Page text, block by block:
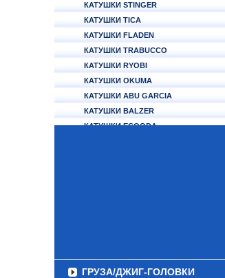
КАТУШКИ STINGER
КАТУШКИ TICA
КАТУШКИ FLADEN
КАТУШКИ TRABUCCO
КАТУШКИ RYOBI
КАТУШКИ OKUMA
КАТУШКИ ABU GARCIA
КАТУШКИ BALZER
КАТУШКИ ECOODA
ГРУЗА/ДЖИГ-ГОЛОВКИ